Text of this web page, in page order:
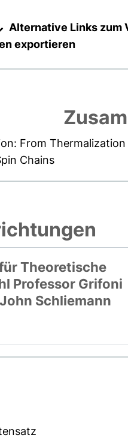
Alternative Links zum
exportieren
From
Chains
Theoretische
Professor Grifoni
Schliemann